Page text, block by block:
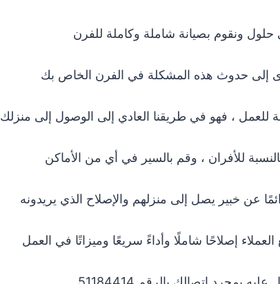
حلول ونقوم بصيانة شاملة وكاملة للفرن
إلى حدوث هذه المشكلة في الفرن الخاص بك
للعمل ، فهو في طريقنا العادي إلى الوصول إلى منزلك
للأفران ، وقم بالسير في أي من الأماكن
عن خبير يصل إلى منزلهم والإصلاح الذي يريدونه
إصلاحًا شاملًا وأداءً سريعًا وميزاتًا في العمل